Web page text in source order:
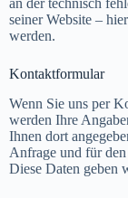
an der technisch
seiner Website –
werden.
Kontaktformular
Wenn Sie uns per
werden Ihre
Ihnen dort
Anfrage und für
Diese Daten geben